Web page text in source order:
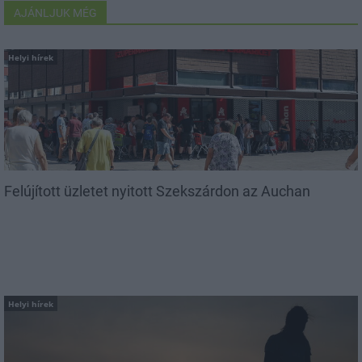
AJÁNLJUK MÉG
Helyi hírek
Felújított üzletet nyitott Szekszárdon az Auchan
Helyi hírek